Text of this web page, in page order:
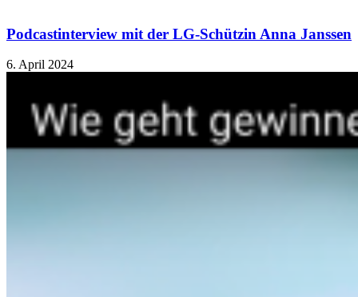
Podcastinterview mit der LG-Schützin Anna Janssen
6. April 2024